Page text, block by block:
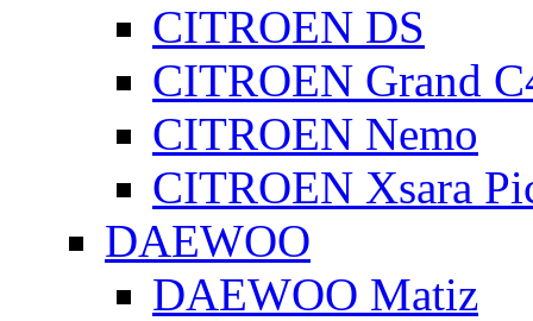
CITROEN DS
CITROEN Grand
CITROEN Nemo
CITROEN Xsara
DAEWOO
DAEWOO Matiz